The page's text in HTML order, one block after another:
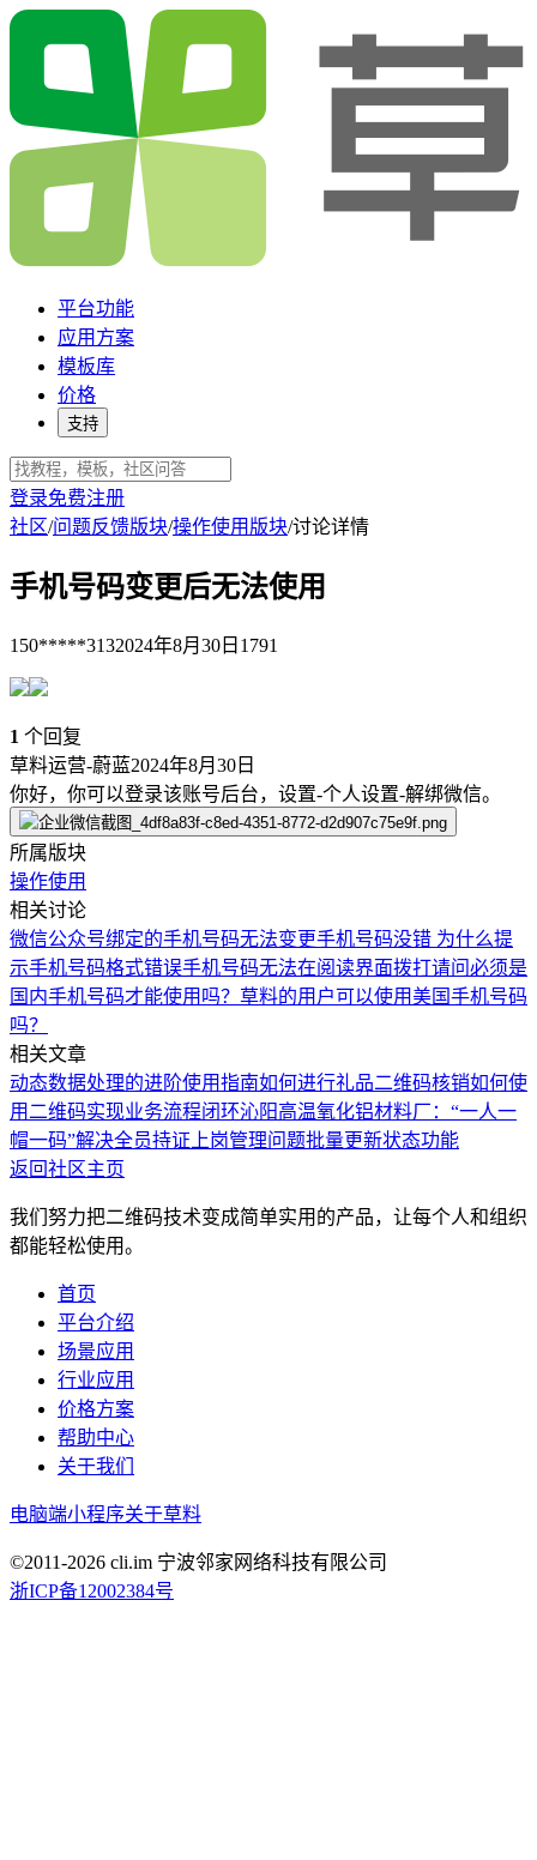
平台功能
应用方案
模板库
价格
支持
登录免费注册
社区/问题反馈版块/操作使用版块/讨论详情
手机号码变更后无法使用
150*****3132024年8月30日 1791
1 个回复
草料运营-蔚蓝2024年8月30日
你好，你可以登录该账号后台，设置-个人设置-解绑微信。
所属版块
操作使用
相关讨论
微信公众号绑定的手机号码无法变更手机号码没错 为什么提
示手机号码格式错误手机号码无法在阅读界面拨打请问必须是
国内手机号码才能使用吗？ 草料的用户可以使用美国手机号码
吗？
相关文章
动态数据处理的进阶使用指南如何进行礼品二维码核销如何使
用二维码实现业务流程闭环沁阳高温氧化铝材料厂：“一人一
帽一码”解决全员持证上岗管理问题批量更新状态功能
返回社区主页
我们努力把二维码技术变成简单实用的产品，让每个人和组织
都能轻松使用。
首页
平台介绍
场景应用
行业应用
价格方案
帮助中心
关于我们
电脑端小程序关于草料
©2011-2026 cli.im 宁波邻家网络科技有限公司
浙ICP备12002384号